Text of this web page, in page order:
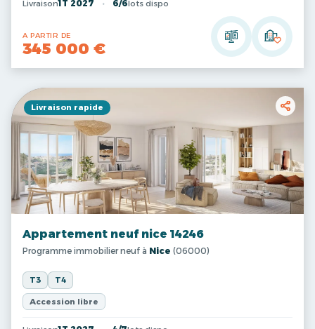
Livraison1T 2027 6/6lots dispo
A PARTIR DE
345 000 €
Livraison rapide
Appartement neuf nice 14246
Programme immobilier neuf à Nice (06000)
T3 T4
Accession libre